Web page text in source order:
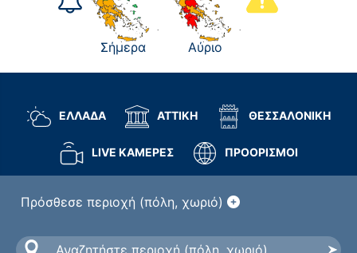
Σήμερα Αύριο
ΕΛΛΑΔΑ ΑΤΤΙΚΗ ΘΕΣΣΑΛΟΝΙΚΗ
LIVE ΚΑΜΕΡΕΣ ΠΡΟΟΡΙΣΜΟΙ
Πρόσθεσε περιοχή (πόλη, χωριό)